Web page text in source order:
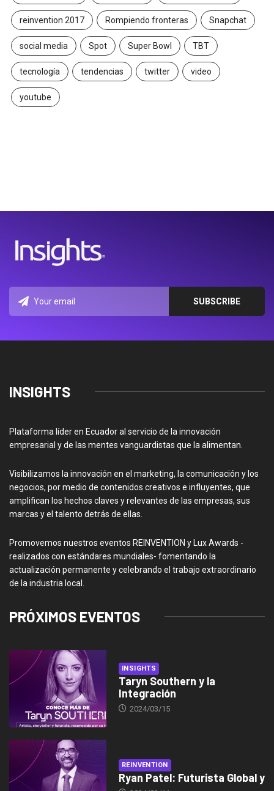
reinvention 2017 Rompiendo fronteras Snapchat
social media Spot Super Bowl TBT
tecnología tendencias twitter video
youtube
INSIGHTS
Plataforma líder en Ecuador al servicio de la innovación
empresarial y de las mentes vanguardistas que la alimentan.
Visibilizamos la innovación en el marketing, la comunicación y los
negocios, por medio de contenidos creativos e influyentes, que
amplifican los hechos claves y relevantes de las empresas, sus
marcas y el talento detrás de ellas.
Promovemos nuestros eventos REINVENTION y Lux Awards -
realizados con estándares mundiales- fomentando la
actualización permanente y celebrando el trabajo extraordinario
de la industria local.
PRÓXIMOS EVENTOS
INSIGHTS
Taryn Southern y la
Integración
2024/03/15
REINVENTION
Ryan Patel: Futurista Global y